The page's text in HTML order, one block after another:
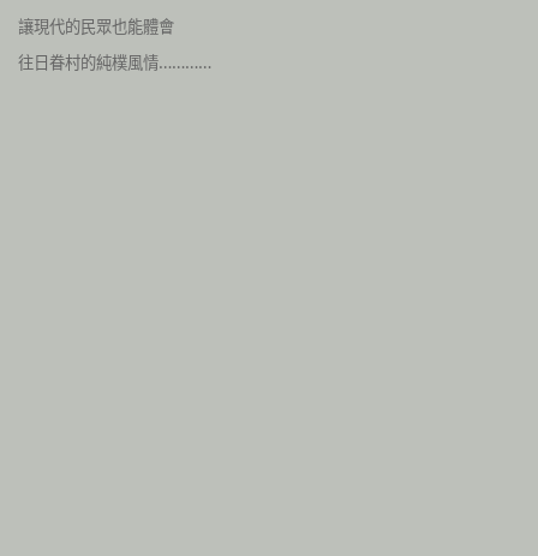
讓現代的民眾也能體會
往日眷村的純樸風情…………